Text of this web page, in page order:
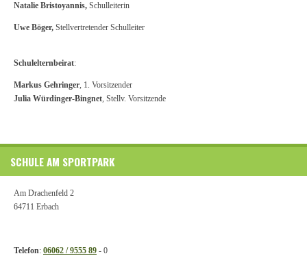
Natalie Bristoyannis, Schulleiterin
Uwe Böger, Stellvertretender Schulleiter
Schulelternbeirat:
Markus Gehringer, 1. Vorsitzender
Julia Würdinger-Bingnet, Stellv. Vorsitzende
SCHULE AM SPORTPARK
Am Drachenfeld 2
64711 Erbach
Telefon: 06062 / 9555 89 - 0